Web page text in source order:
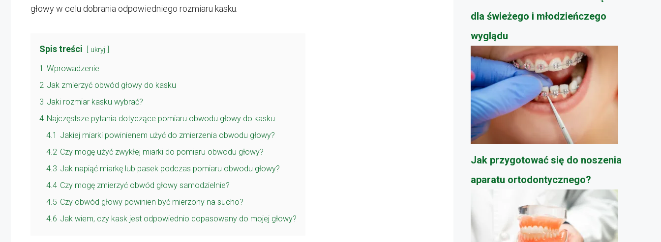
głowy w celu dobrania odpowiedniego rozmiaru kasku.
Spis treści ukryj
1 Wprowadzenie
2 Jak zmierzyć obwód głowy do kasku
3 Jaki rozmiar kasku wybrać?
4 Najczęstsze pytania dotyczące pomiaru obwodu głowy do kasku
4.1 Jakiej miarki powinienem użyć do zmierzenia obwodu głowy?
4.2 Czy mogę użyć zwykłej miarki do pomiaru obwodu głowy?
4.3 Jak napiąć miarkę lub pasek podczas pomiaru obwodu głowy?
4.4 Czy mogę zmierzyć obwód głowy samodzielnie?
4.5 Czy obwód głowy powinien być mierzony na sucho?
4.6 Jak wiem, czy kask jest odpowiednio dopasowany do mojej głowy?
dla świeżego i młodzieńczego
wyglądu
Jak przygotować się do noszenia
aparatu ortodontycznego?